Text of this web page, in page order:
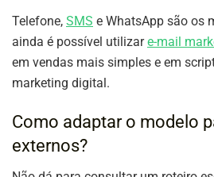
Telefone, SMS e WhatsApp são os
ainda é possível utilizare-mail
em vendas mais simples e em
marketing digital.
Como adaptar o modelo
externos?